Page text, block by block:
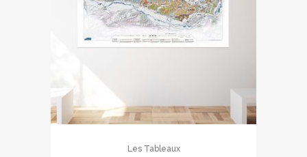
Les Tableaux